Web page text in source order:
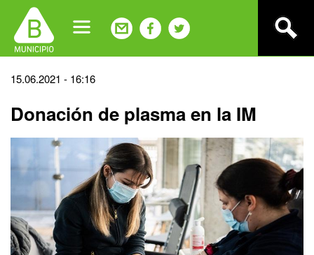
navigation
Back
top
15.06.2021 - 16:16
Donación de plasma en la IM